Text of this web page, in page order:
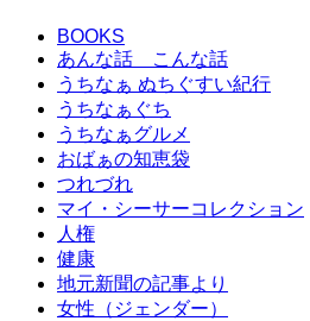
BOOKS
あんな話 こんな話
うちなぁ ぬちぐすい紀行
うちなぁぐち
うちなぁグルメ
おばぁの知恵袋
つれづれ
マイ・シーサーコレクション
人権
健康
地元新聞の記事より
女性（ジェンダー）